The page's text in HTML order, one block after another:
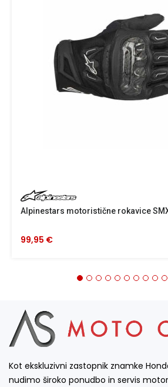
Alpinestars motoristične rokavice
99,95 €
Kot ekskluzivni zastopnik znamke
nudimo široko ponudbo in servis